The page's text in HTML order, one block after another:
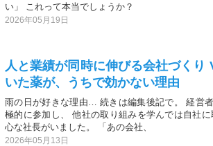
い」 これって本当でしょうか？
2026年05月19日
人と業績が同時に伸びる会社づくり
いた薬が、うちで効かない理由
雨の日が好きな理由… 続きは編集後記で。 経営
極的に参加し、 他社の取り組みを学んでは自社
心な社長がいました。 「あの会社、
2026年05月13日